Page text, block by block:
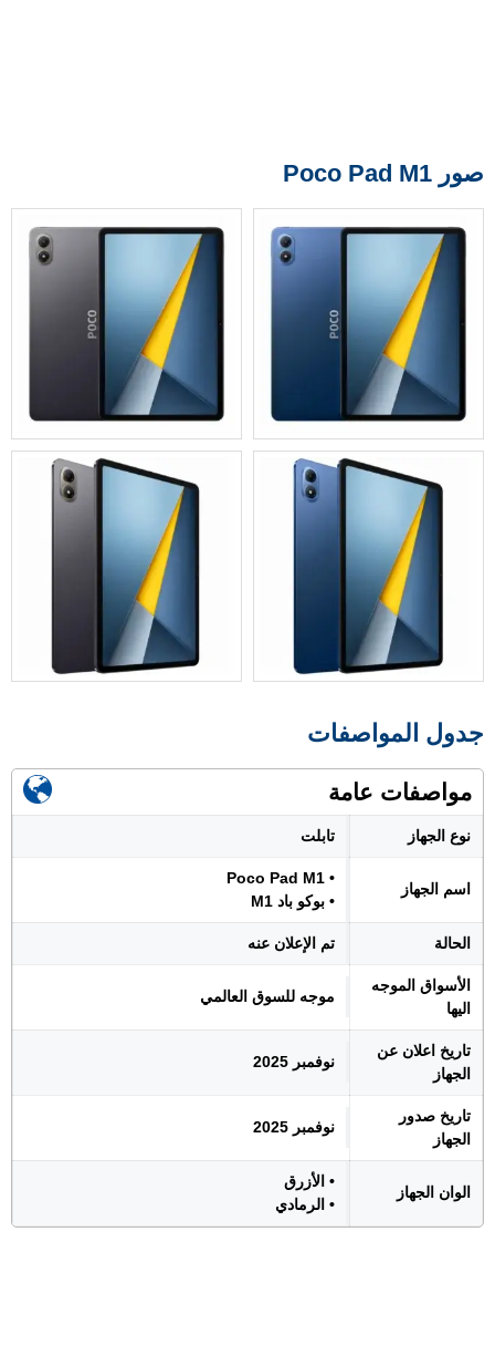
صور Poco Pad M1
جدول المواصفات
مواصفات عامة
نوع الجهاز تابلت
اسم الجهاز
• Poco Pad M1
• بوكو باد M1
الحالة تم الإعلان عنه
الأسواق الموجه
اليها
موجه للسوق العالمي
تاريخ اعلان عن
الجهاز
نوفمبر 2025
تاريخ صدور
الجهاز
نوفمبر 2025
الوان الجهاز
• الأزرق
• الرمادي